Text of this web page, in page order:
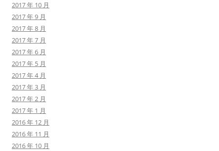
2017 年 10 月
2017 年 9 月
2017 年 8 月
2017 年 7 月
2017 年 6 月
2017 年 5 月
2017 年 4 月
2017 年 3 月
2017 年 2 月
2017 年 1 月
2016 年 12 月
2016 年 11 月
2016 年 10 月